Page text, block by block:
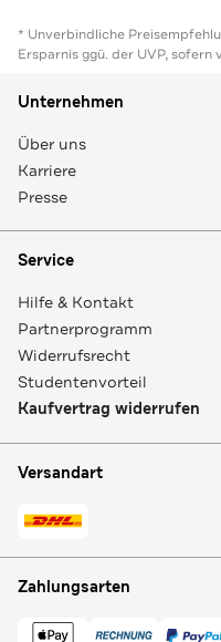
* Unverbindliche
Ersparnis ggü. der UVP, sofern
Unternehmen
Über uns
Karriere
Presse
Service
Hilfe & Kontakt
Partnerprogramm
Widerrufsrecht
Studentenvorteil
Kaufvertrag widerrufen
Versandart
Zahlungsarten